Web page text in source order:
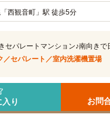
西観音町」駅 徒歩5分
セパレートマンション♪南向きで
／セパレート／室内洗濯機置場
り お問